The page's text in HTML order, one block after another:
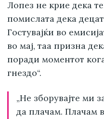
Лопез не крие дека
помислата дека
Гостувајќи во
во мај, таа призна
поради моментот
гнездо“.
„Не зборувајте ми
да плачам. Плачам